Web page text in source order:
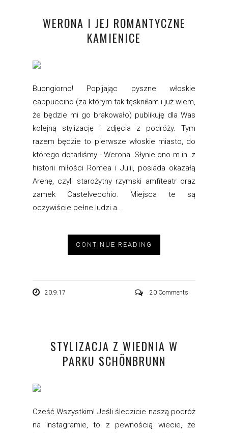
WERONA I JEJ ROMANTYCZNE
KAMIENICE
Buongiorno! Popijając pyszne włoskie
cappuccino (za którym tak tęskniłam i już wiem,
że będzie mi go brakowało) publikuję dla Was
kolejną stylizację i zdjęcia z podróży. Tym
razem będzie to pierwsze włoskie miasto, do
którego dotarliśmy - Werona. Słynie ono m.in. z
historii miłości Romea i Julii, posiada okazałą
Arenę, czyli starożytny rzymski amfiteatr oraz
zamek Castelvecchio. Miejsca te są
oczywiście pełne ludzi a...
CONTINUE READING
20.9.17 20 Comments
STYLIZACJA Z WIEDNIA W
PARKU SCHÖNBRUNN
Cześć Wszystkim! Jeśli śledzicie naszą podróż
na Instagramie, to z pewnością wiecie, że